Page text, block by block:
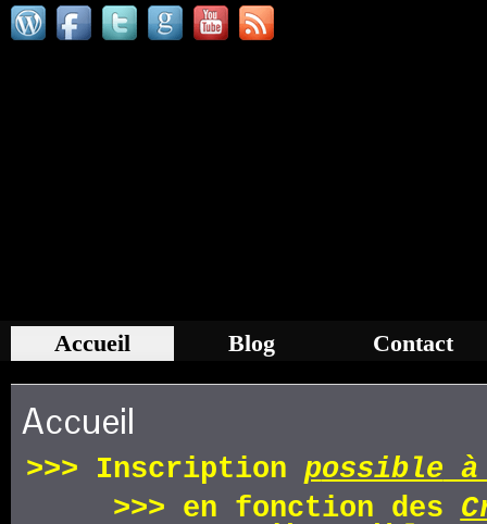
Accueil Blog Contact
Accueil
>>> Inscription possible à
>>> en fonction des